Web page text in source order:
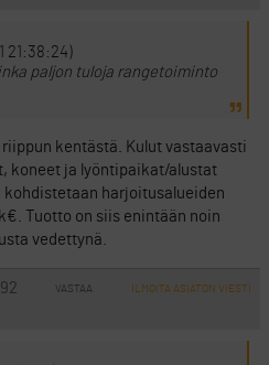
21:38:24)
paljon tuloja rangetoiminto
kentästä. Kulut vastaavasti
koneet ja lyöntipaikat/alustat
harjoitusalueiden
Tuotto on siis enintään noin
vedettynä.
VASTAA ILMOITA ASIATON VIESTI